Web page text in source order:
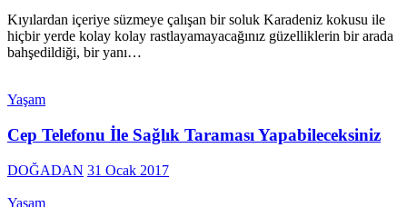
Kıyılardan içeriye süzmeye çalışan bir soluk Karadeniz kokusu ile
hiçbir yerde kolay kolay rastlayamayacağınız güzelliklerin bir arada
bahşedildiği, bir yanı…
Yaşam
Cep Telefonu İle Sağlık Taraması Yapabileceksiniz
DOĞADAN 31 Ocak 2017
Yaşam